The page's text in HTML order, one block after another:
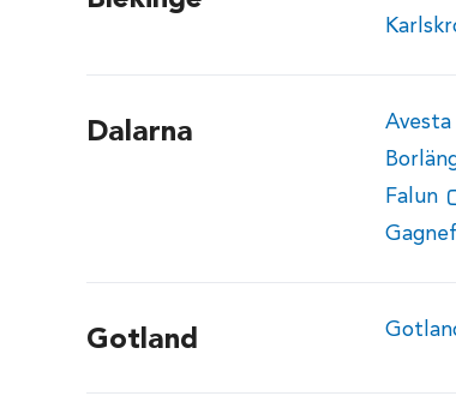
Dalarna
Avesta
Falun
Gagnef
Gotland